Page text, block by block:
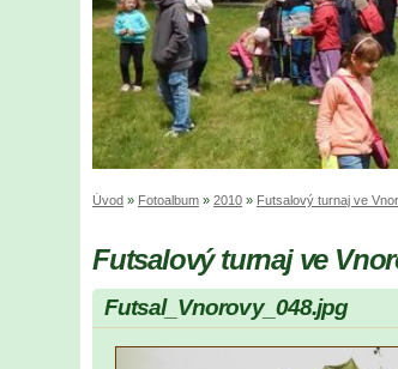
Úvod » Fotoalbum » 2010 » Futsalový turnaj ve
Futsalový turnaj ve
Futsal_Vnorovy_048.jpg